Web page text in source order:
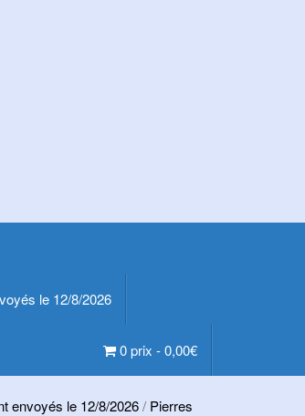
le 12/8/2026
0 prix -0,00€
envoyés le 12/8/2026/ Pierres